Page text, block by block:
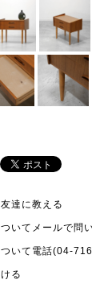
達に教える
いてメールで問
ついて電話(04-
る